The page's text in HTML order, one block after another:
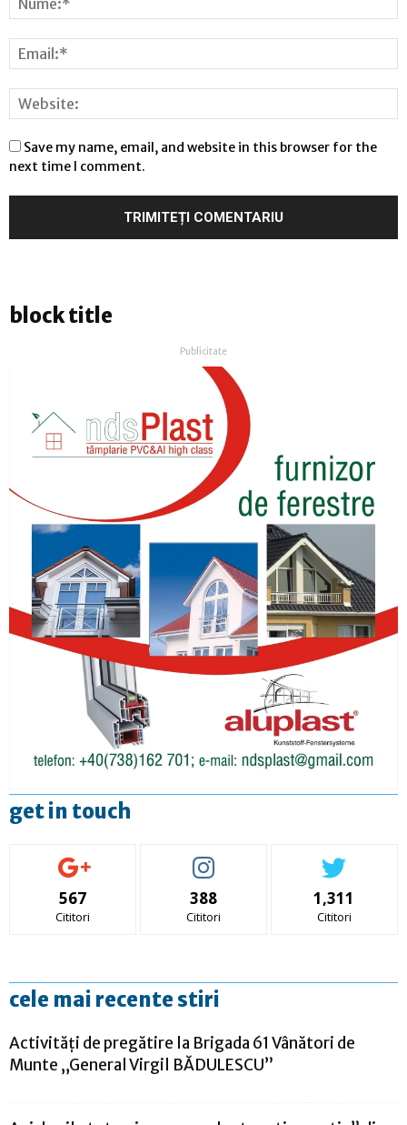
Save my name, email, and website in this browser for the
next time I comment.
block title
Publicitate
get in touch
567
Cititori
388
Cititori
1,311
Cititori
cele mai recente stiri
Activități de pregătire la Brigada 61 Vânători de
Munte „General Virgil BĂDULESCU”